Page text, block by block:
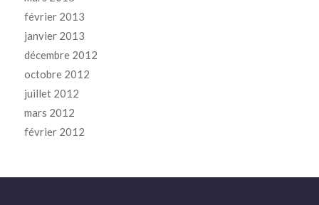
février 2013
janvier 2013
décembre 2012
octobre 2012
juillet 2012
mars 2012
février 2012